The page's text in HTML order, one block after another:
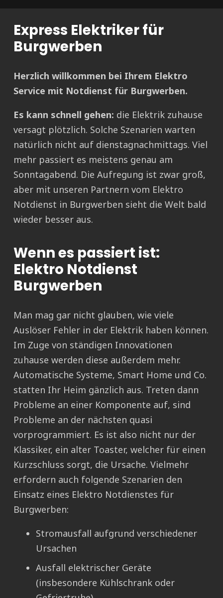
Express Elektriker für
Burgwerben
Herzlich willkommen bei Ihrem Elektro
Service mit Notdienst für Burgwerben.
Es kann schnell gehen: die Elektrik zuhause
versagt plötzlich. Solche Szenarien warten
natürlich nicht auf dienstagnachmittags. Viel
mehr passiert es meistens genau am
Sonntagabend. Die Aufregung ist zwar groß,
aber mit unseren Partnern vom Elektro
Notdienst in Burgwerben sieht die Welt bald
wieder besser aus.
Wenn es passiert ist:
Elektro Notdienst
Burgwerben
Man mag gar nicht glauben, wie viele
Auslöser Fehler in der Elektrik haben können.
Im Zuge von ständigen Innovationen
zuhause werden diese außerdem mehr.
Automatische Systeme, Smart Home und Co.
statten Ihr Heim gänzlich aus. Treten dann
Probleme an einer Komponente auf, sind
Probleme an der nächsten quasi
vorprogrammiert. Es ist also nicht nur der
Klassiker, ein alter Toaster, welcher für einen
Kurzschluss sorgt, die Ursache. Vielmehr
erfordern auch folgende Szenarien den
Einsatz eines Elektro Notdienstes für
Burgwerben:
Stromausfall aufgrund verschiedener
Ursachen
Ausfall elektrischer Geräte
(insbesondere Kühlschrank oder